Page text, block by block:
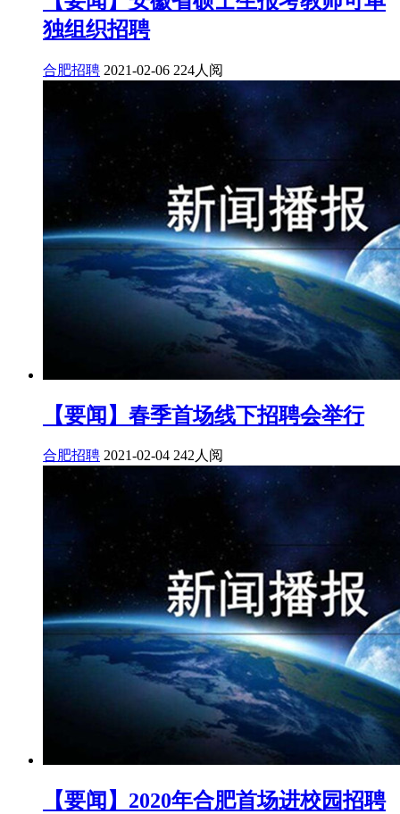
独组织招聘
合肥招聘 2021-02-06 224人阅
【要闻】春季首场线下招聘会举行
合肥招聘 2021-02-04 242人阅
【要闻】2020年合肥首场进校园招聘